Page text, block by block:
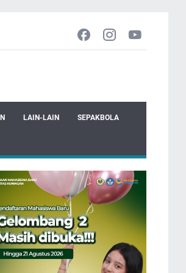
LAIN-LAIN SEPAKBOLA